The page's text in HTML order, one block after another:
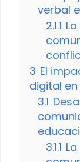
verbal
2.1.1
3 El
digital
3.1
3.1.1